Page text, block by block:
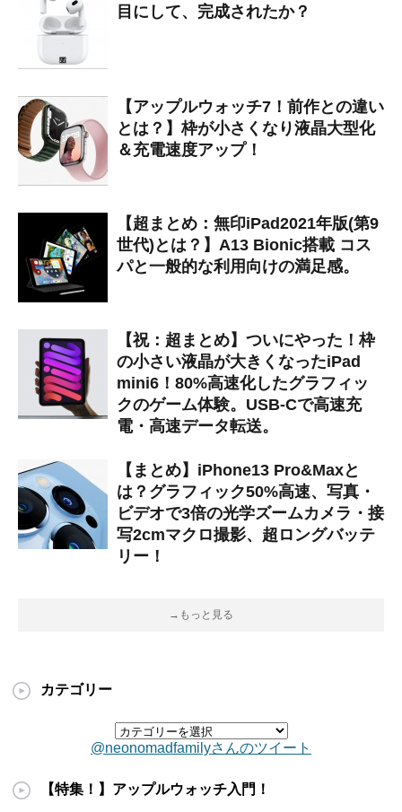
目にして、完成されたか？
【アップルウォッチ7！前作との違い
とは？】枠が小さくなり液晶大型化
＆充電速度アップ！
【超まとめ：無印iPad2021年版(第9
世代)とは？】A13 Bionic搭載 コス
パと一般的な利用向けの満足感。
【祝：超まとめ】ついにやった！枠
の小さい液晶が大きくなったiPad
mini6！80%高速化したグラフィッ
クのゲーム体験。USB-Cで高速充
電・高速データ転送。
【まとめ】iPhone13 Pro&Maxと
は？グラフィック50%高速、写真・
ビデオで3倍の光学ズームカメラ・接
写2cmマクロ撮影、超ロングバッテ
リー！
→もっと見る
カテゴリー
@neonomadfamilyさんのツイート
【特集！】アップルウォッチ入門！